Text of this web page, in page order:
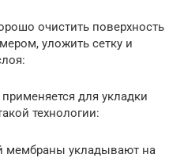
очистить поверхность
уложить сетку и
для укладки
технологии:
мембраны укладывают на